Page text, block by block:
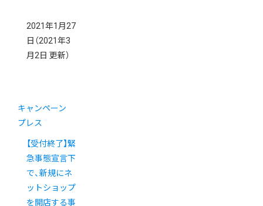
2021年1月27
日 （2021年3
月2日 更新）
キャンペーン
プレス
【受付終了】緊
急事態宣言下
で、新規にネ
ットショップ
を開店する事